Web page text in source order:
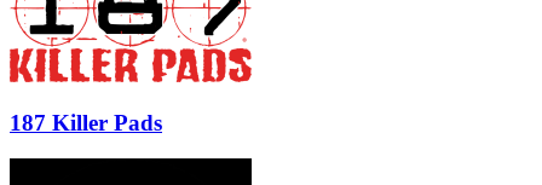
187 Killer Pads